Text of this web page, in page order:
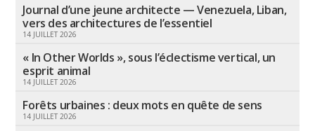
Journal d’une jeune architecte — Venezuela, Liban,
vers des architectures de l’essentiel
14 JUILLET 2026
« In Other Worlds », sous l’éclectisme vertical, un
esprit animal
14 JUILLET 2026
Forêts urbaines : deux mots en quête de sens
14 JUILLET 2026